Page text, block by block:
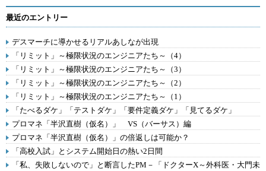
最近のエントリー
デスマーチに導かせるリアルあしなが出現
「リミット」～極限状況のエンジニアたち～（4）
「リミット」～極限状況のエンジニアたち～（3）
「リミット」～極限状況のエンジニアたち～（2）
「リミット」～極限状況のエンジニアたち～（1）
「たべるダケ」「テストダケ」「要件定義ダケ」「見てるダケ」
プロマネ「半沢直樹（仮名）」 VS（バーサス）編
プロマネ「半沢直樹（仮名）」の倍返しは可能か？
「高校入試」とシステム開始日の熱い2日間
「私、失敗しないので」と断言したPM－「ドクターX～外科医・大門未